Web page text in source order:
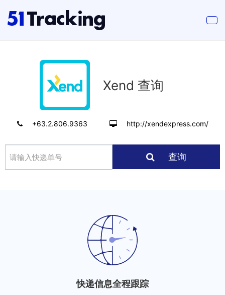
Xend 查询
+63.2.806.9363 http://xendexpress.com/
查询
快递信息全程跟踪